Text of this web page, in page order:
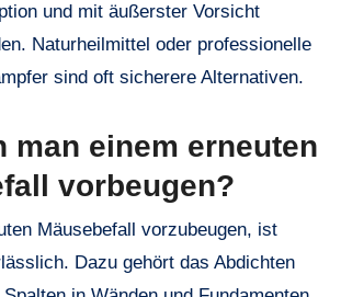
und mit äußerster Vorsicht
Naturheilmittel oder professionelle
sind oft sicherere Alternativen.
man einem erneuten
vorbeugen?
Mäusebefall vorzubeugen, ist
Dazu gehört das Abdichten